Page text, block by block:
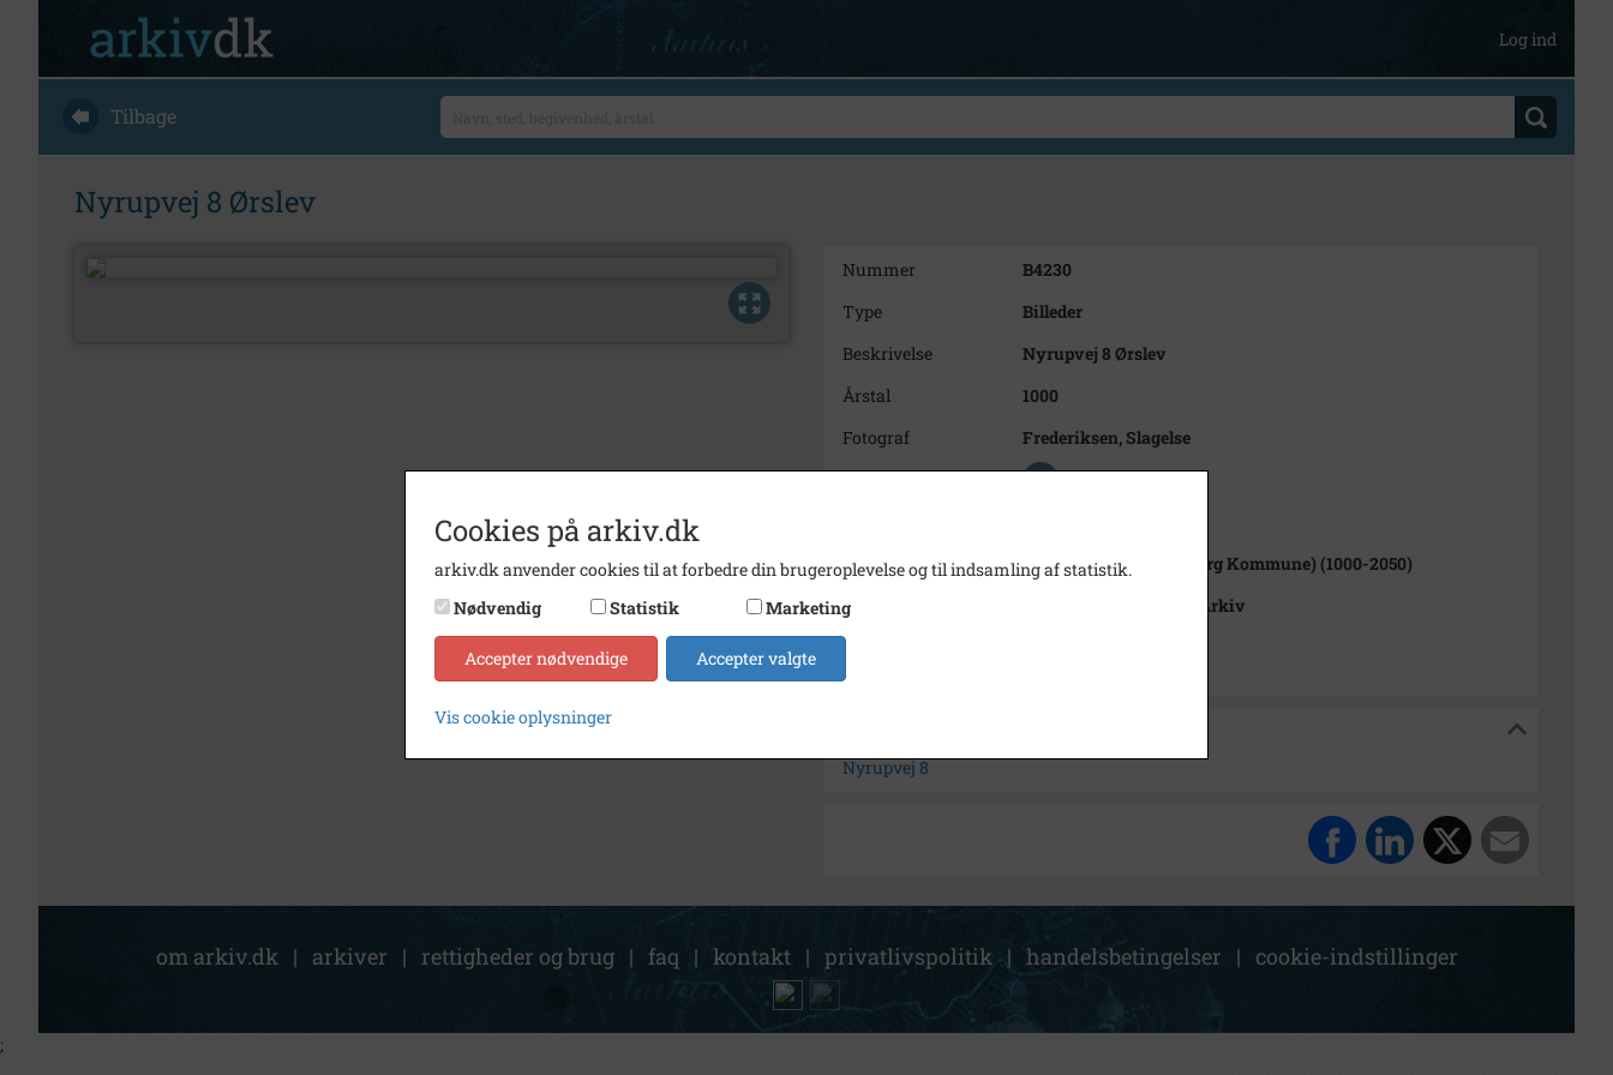
Log ind
Tilbage
Nyrupvej 8 Ørslev
Nummer
B4230
Type
Billeder
Beskrivelse
Nyrupvej 8 Ørslev
Årstal
1000
Fotograf
Frederiksen, Slagelse
Se på kort
Enhed
Ørslev Sogn (Kalundborg Kommune) (1000-2050)
Arkiv
Høng Lokalhistoriske Arkiv
Nyrupvej 8
om arkiv.dk | arkiver | rettigheder og brug | faq | kontakt | privatlivspolitik | handelsbetingelser | cookie-indstillinger
Cookies på arkiv.dk
arkiv.dk anvender cookies til at forbedre din brugeroplevelse og til indsamling af statistik.
Nødvendig
Statistik Marketing
Accepter nødvendige Accepter valgte
Vis cookie oplysninger
;